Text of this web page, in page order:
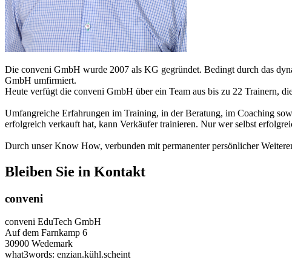
Die conveni GmbH wurde 2007 als KG gegründet. Bedingt durch das
GmbH umfirmiert.
Heute verfügt die conveni GmbH über ein Team aus bis zu 22 Trainern,
Umfangreiche Erfahrungen im Training, in der Beratung, im Coaching
erfolgreich verkauft hat, kann Verkäufer trainieren. Nur wer selbst
Durch unser Know How, verbunden mit permanenter persönlicher
Bleiben Sie in Kontakt
conveni
conveni EduTech GmbH
Auf dem Farnkamp 6
30900 Wedemark
what3words: enzian.kühl.scheint